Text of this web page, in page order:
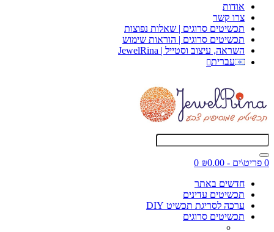
אודות
צרו קשר
תכשיטים סרוגים | שאלות נפוצות
תכשיטים סרוגים | הוראות שימוש
השראה, עיצוב וסטייל | JewelRina
עברית
0 פריט\ים - ₪0.00
0
חדשים באתר
תכשיטים עדינים
ערכה לסריגת תכשיט DIY
תכשיטים סרוגים